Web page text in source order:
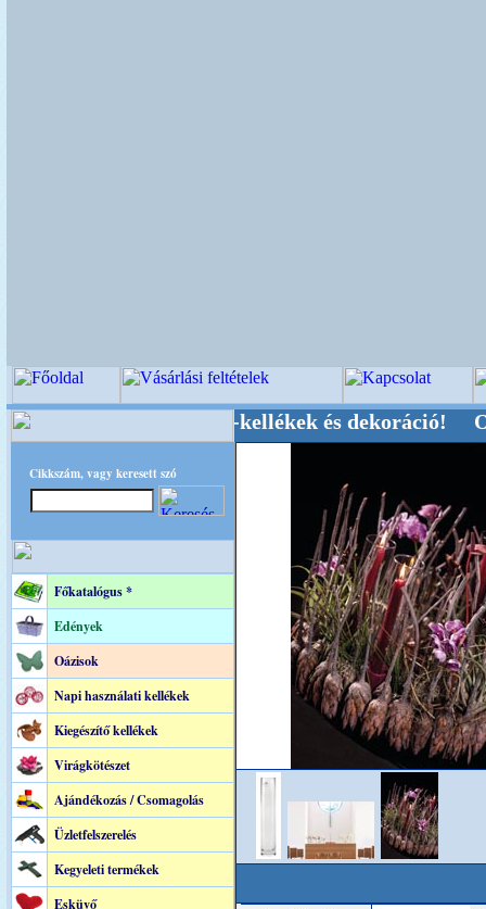
Cikkszám, vagy keresett szó
Főkatalógus *
Edények
Oázisok
Napi használati kellékek
Kiegészítő kellékek
Virágkötészet
Ajándékozás / Csomagolás
Üzletfelszerelés
Kegyeleti termékek
Esküvő
, Kegyeleti-kellékek és dekoráció!